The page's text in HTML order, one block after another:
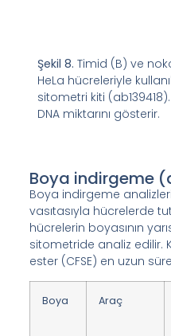
Şekil 8. Timid (B) ve
HeLa hücreleriyle
sitometri kiti
DNA miktarını gösterir.
Boya indirgeme
Boya indirgeme
vasıtasıyla hücrelerde
hücrelerin boyasının
sitometride analiz edilir.
ester (CFSE) en uzun
Boya Araç